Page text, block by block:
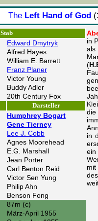
The Left Hand of God(
Stab
in
als
(
die
in
Edward Dmytryk
Alfred Hayes
William E. Barrett
Franz Planer
Victor Young
Buddy Adler
20th Century Fox
Darsteller
Humphrey Bogart
Gene Tierney
Lee J. Cobb
Agnes Moorehead
E.G. Marshall
Jean Porter
Carl Benton Reid
Victor Sen Yung
Philip Ahn
Benson Fong
87m (c)
März-April 1955